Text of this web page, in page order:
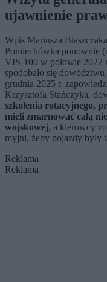
ujawnienie
Wpis Mariusza
Pomiechówka ponownie
VIS-100 w połowie 2022
spodobało się
grudnia 2025 r.
Krzysztofa Stańczyka,
szkolenia rotacyjnego,
mieli zmarnować całą
wojskowej, a kierowcy
myjni, żeby pojazdy były
Reklama
Reklama